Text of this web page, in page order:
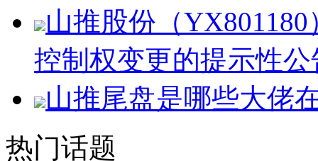
山推股份（
控制权变更的提示性公
山推尾盘是哪些大佬
热门话题